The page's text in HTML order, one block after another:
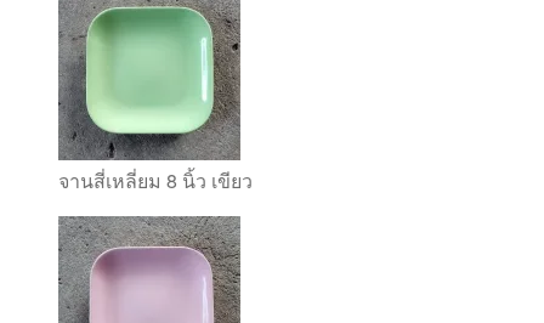
จานสี่เหลี่ยม 8 นิ้ว เขียว